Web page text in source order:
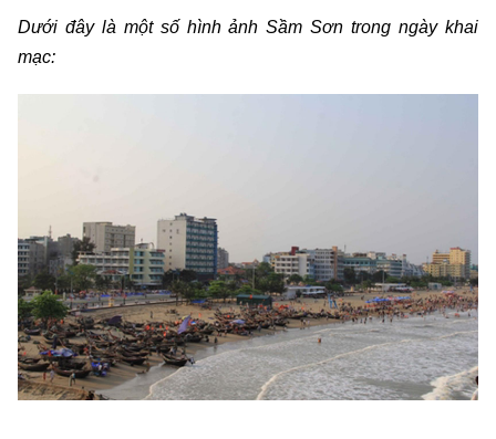
Dưới đây là một số hình ảnh Sầm Sơn trong ngày khai
mạc: